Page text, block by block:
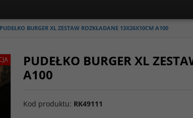
PUDEŁKO BURGER XL ZESTAW ROZKŁADANE 13X26X10CM A100
PUDEŁKO BURGER XL
A100
Kod produktu: RK49111